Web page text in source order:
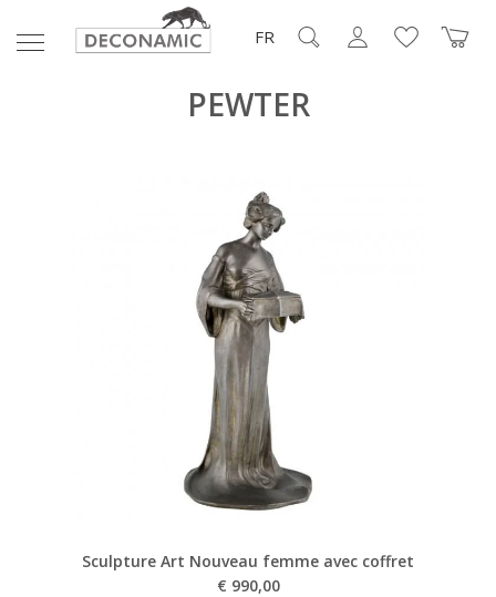
FR
PEWTER
Sculpture Art Nouveau femme avec coffret
€ 990,00